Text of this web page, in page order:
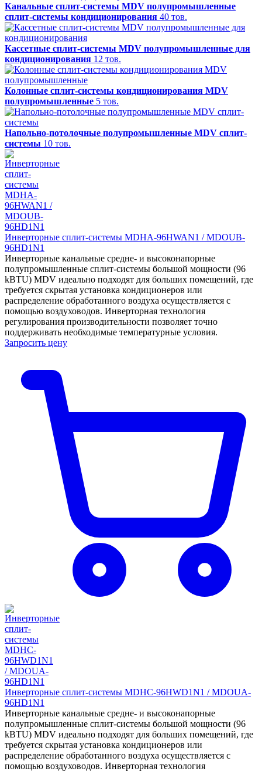
Канальные сплит-системы MDV полупромышленные
сплит-системы кондиционирования 40 тов.
Кассетные сплит-системы MDV полупромышленные для
кондиционирования 12 тов.
Колонные сплит-системы кондиционирования MDV
полупромышленные 5 тов.
Напольно-потолочные полупромышленные MDV сплит-
системы 10 тов.
Инверторные сплит-системы MDHA-96HWAN1 / MDOUB-
96HD1N1
Инверторные канальные средне- и высоконапорные
полупромышленные сплит-системы большой мощности (96
kBTU) MDV идеально подходят для больших помещений, где
требуется скрытая установка кондиционеров или
распределение обработанного воздуха осуществляется с
помощью воздуховодов. Инверторная технология
регулирования производительности позволяет точно
поддерживать необходимые температурные условия.
Запросить цену
Инверторные сплит-системы MDHC-96HWD1N1 / MDOUA-
96HD1N1
Инверторные канальные средне- и высоконапорные
полупромышленные сплит-системы большой мощности (96
kBTU) MDV идеально подходят для больших помещений, где
требуется скрытая установка кондиционеров или
распределение обработанного воздуха осуществляется с
помощью воздуховодов. Инверторная технология